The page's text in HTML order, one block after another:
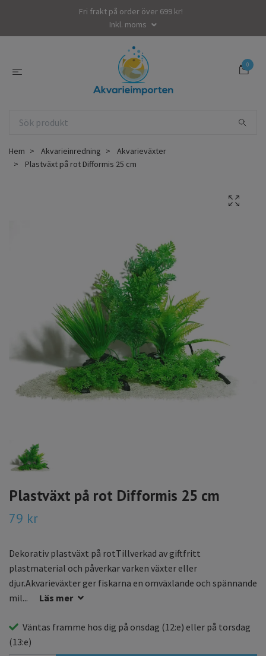
Fri frakt på order över 699 kr!
Inkl. moms
0
Hem Akvarieinredning
Akvarieväxter
Plastväxt på rot Difformis 25 cm
Plastväxt på rot Difformis 25 cm
79 kr
Dekorativ plastväxt på rotTillverkad av giftfritt
plastmaterial och påverkar varken växter eller
djur.Akvarieväxter ger fiskarna en omväxlande och spännande
mil...
Läs mer
Väntas framme hos dig på onsdag (12:e) eller på torsdag
(13:e)